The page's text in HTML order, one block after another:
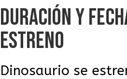
DURACIÓN Y
ESTRENO
Dinosaurio se